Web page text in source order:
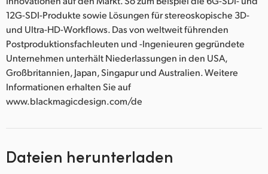
12G-SDI-Produkte sowie Lösungen für stereoskopische 3D-
und Ultra-HD-Workflows. Das von weltweit führenden
Postproduktionsfachleuten und -Ingenieuren gegründete
Unternehmen unterhält Niederlassungen in den USA,
Großbritannien, Japan, Singapur und Australien. Weitere
Informationen erhalten Sie auf
www.blackmagicdesign.com/de
Dateien herunterladen